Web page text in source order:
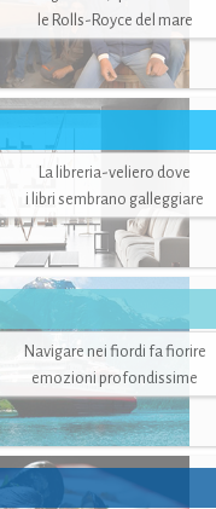
le Rolls-Royce del mare
La libreria-veliero dove
i libri sembrano galleggiare
Navigare nei fiordi fa fiorire
emozioni profondissime